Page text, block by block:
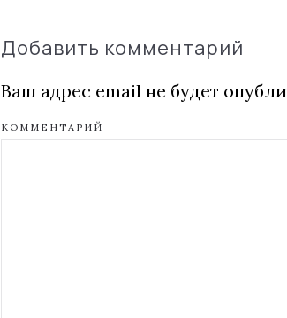
Добавить комментарий
Ваш адрес email не будет
КОММЕНТАРИЙ